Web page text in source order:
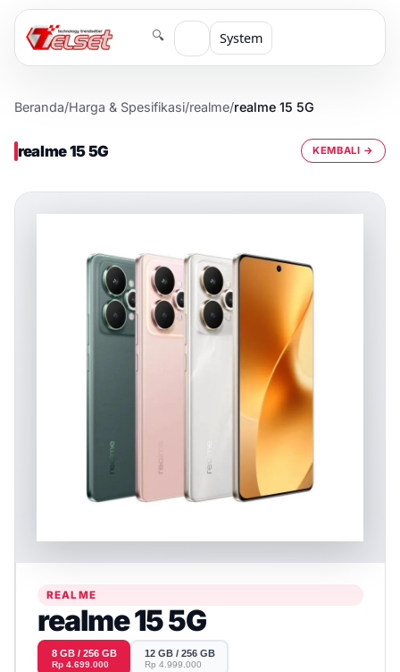
🔍 System
Beranda/Harga & Spesifikasi/realme/realme 15 5G
realme 15 5G KEMBALI →
REALME
realme 15 5G
8 GB / 256 GB
Rp 4.699.000
12 GB / 256 GB
Rp 4.999.000